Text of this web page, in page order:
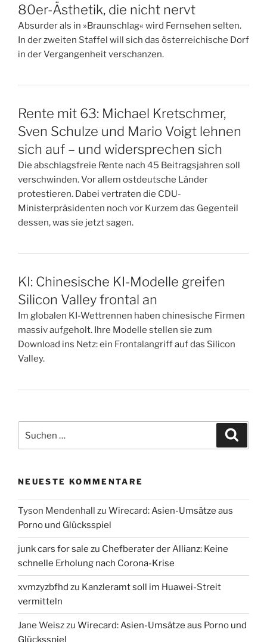
80er-Ästhetik, die nicht nervt
Absurder als in »Braunschlag« wird Fernsehen selten.
In der zweiten Staffel will sich das österreichische Dorf
in der Vergangenheit verschanzen.
Rente mit 63: Michael Kretschmer,
Sven Schulze und Mario Voigt lehnen
sich auf – und widersprechen sich
Die abschlagsfreie Rente nach 45 Beitragsjahren soll
verschwinden. Vor allem ostdeutsche Länder
protestieren. Dabei vertraten die CDU-
Ministerpräsidenten noch vor Kurzem das Gegenteil
dessen, was sie jetzt sagen.
KI: Chinesische KI-Modelle greifen
Silicon Valley frontal an
Im globalen KI-Wettrennen haben chinesische Firmen
massiv aufgeholt. Ihre Modelle stellen sie zum
Download ins Netz: ein Frontalangriff auf das Silicon
Valley.
nach:
NEUESTE KOMMENTARE
Tyson Mendenhall zu Wirecard: Asien-Umsätze aus
Porno und Glücksspiel
junk cars for sale zu Chefberater der Allianz: Keine
schnelle Erholung nach Corona-Krise
xvmzyzbfhd zu Kanzleramt soll im Huawei-Streit
vermitteln
Jane Weiszzu Wirecard: Asien-Umsätze aus Porno und
Glücksspiel